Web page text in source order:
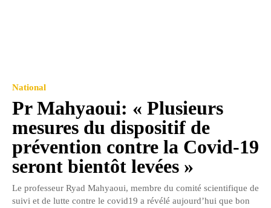
National
Pr Mahyaoui: « Plusieurs
mesures du dispositif de
prévention contre la Covid-19
seront bientôt levées »
Le professeur Ryad Mahyaoui, membre du comité scientifique de
suivi et de lutte contre le covid19 a révélé aujourd’hui que bon